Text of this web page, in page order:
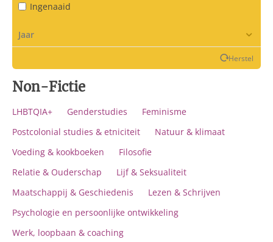
Ingenaaid
Dwarsligger
Jaar
Herstel
Non-Fictie
LHBTQIA+ Genderstudies
Feminisme
Postcolonial studies & etniciteit
Natuur & klimaat
Voeding & kookboeken
Filosofie
Relatie & Ouderschap
Lijf & Seksualiteit
Maatschappij & Geschiedenis
Lezen & Schrijven
Psychologie en persoonlijke ontwikkeling
Werk, loopbaan & coaching